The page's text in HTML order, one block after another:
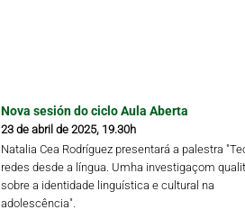
Nova sesión do ciclo Aula Aberta
23 de abril de 2025, 19.30h
Natalia Cea Rodríguez presentará a palestra
redes desde a língua. Umha investigaçom
sobre a identidade linguística e cultural na
adolescência".